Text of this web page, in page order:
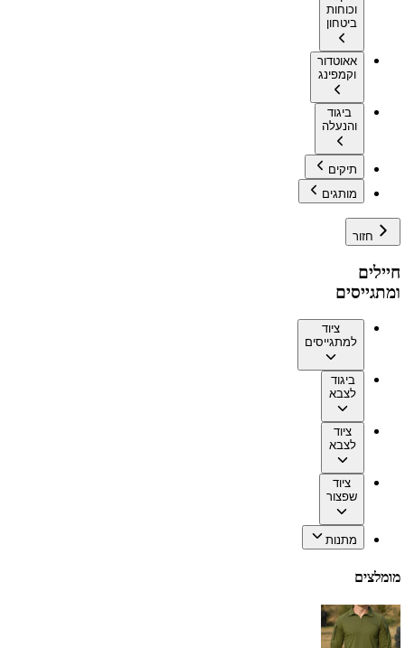
וכוחות
ביטחון
אאוטדור
וקמפינג
ביגוד
והנעלה
תיקים
מותגים
חזור
חיילים
ומתגייסים
ציוד
למתגייסים
ביגוד
לצבא
ציוד
לצבא
ציוד
שפצור
מתנות
מומלצים